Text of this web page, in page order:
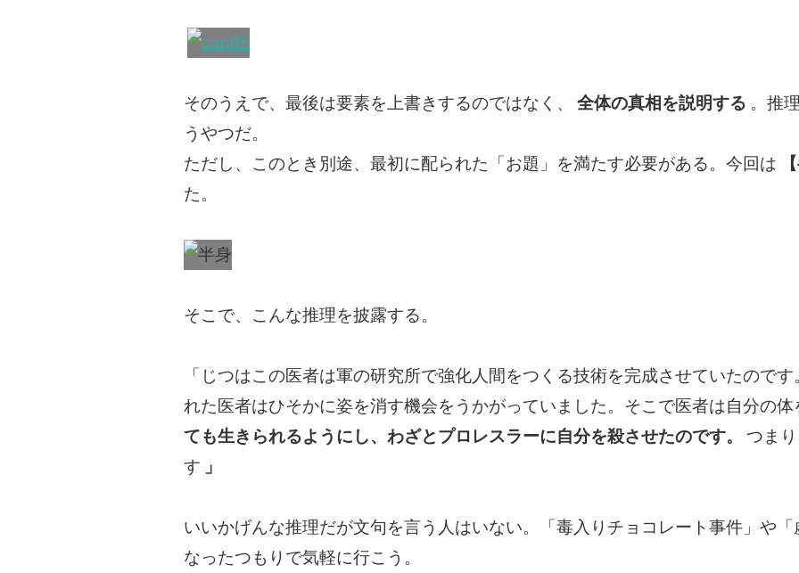
そのうえで、最後は要素を上書きするのではなく、 全体の真相を説明する 。推
うやつだ。
ただし、このとき別途、最初に配られた「お題」を満たす必要がある。今回は
た。
そこで、こんな推理を披露する。
「じつはこの医者は軍の研究所で強化人間をつくる技術を完成させていたので
れた医者はひそかに姿を消す機会をうかがっていました。そこで医者は自分の
ても生きられるようにし、わざとプロレスラーに自分を殺させたのです。
つま
す 」
いいかげんな推理だが文句を言う人はいない。「毒入りチョコレート事件」や
なったつもりで気軽に行こう。